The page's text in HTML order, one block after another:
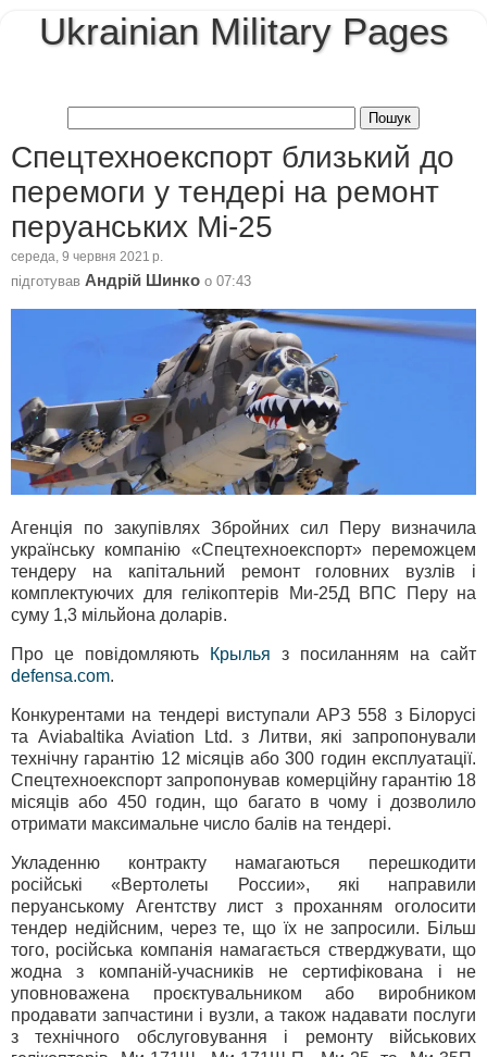
Ukrainian Military Pages
Спецтехноекспорт близький до
перемоги у тендері на ремонт
перуанських Мі-25
середа, 9 червня 2021 р.
підготував Андрій Шинко о 07:43
Агенція по закупівлях Збройних сил Перу визначила
українську компанію «Спецтехноекспорт» переможцем
тендеру на капітальний ремонт головних вузлів і
комплектуючих для гелікоптерів Ми-25Д ВПС Перу на
суму 1,3 мільйона доларів.
Про це повідомляють Крылья з посиланням на сайт
defensa.com.
Конкурентами на тендері виступали АРЗ 558 з Білорусі
та Aviabaltika Aviation Ltd. з Литви, які запропонували
технічну гарантію 12 місяців або 300 годин експлуатації.
Спецтехноекспорт запропонував комерційну гарантію 18
місяців або 450 годин, що багато в чому і дозволило
отримати максимальне число балів на тендері.
Укладенню контракту намагаються перешкодити
російські «Вертолеты России», які направили
перуанському Агентству лист з проханням оголосити
тендер недійсним, через те, що їх не запросили. Більш
того, російська компанія намагається стверджувати, що
жодна з компаній-учасників не сертифікована і не
уповноважена проєктувальником або виробником
продавати запчастини і вузли, а також надавати послуги
з технічного обслуговування і ремонту військових